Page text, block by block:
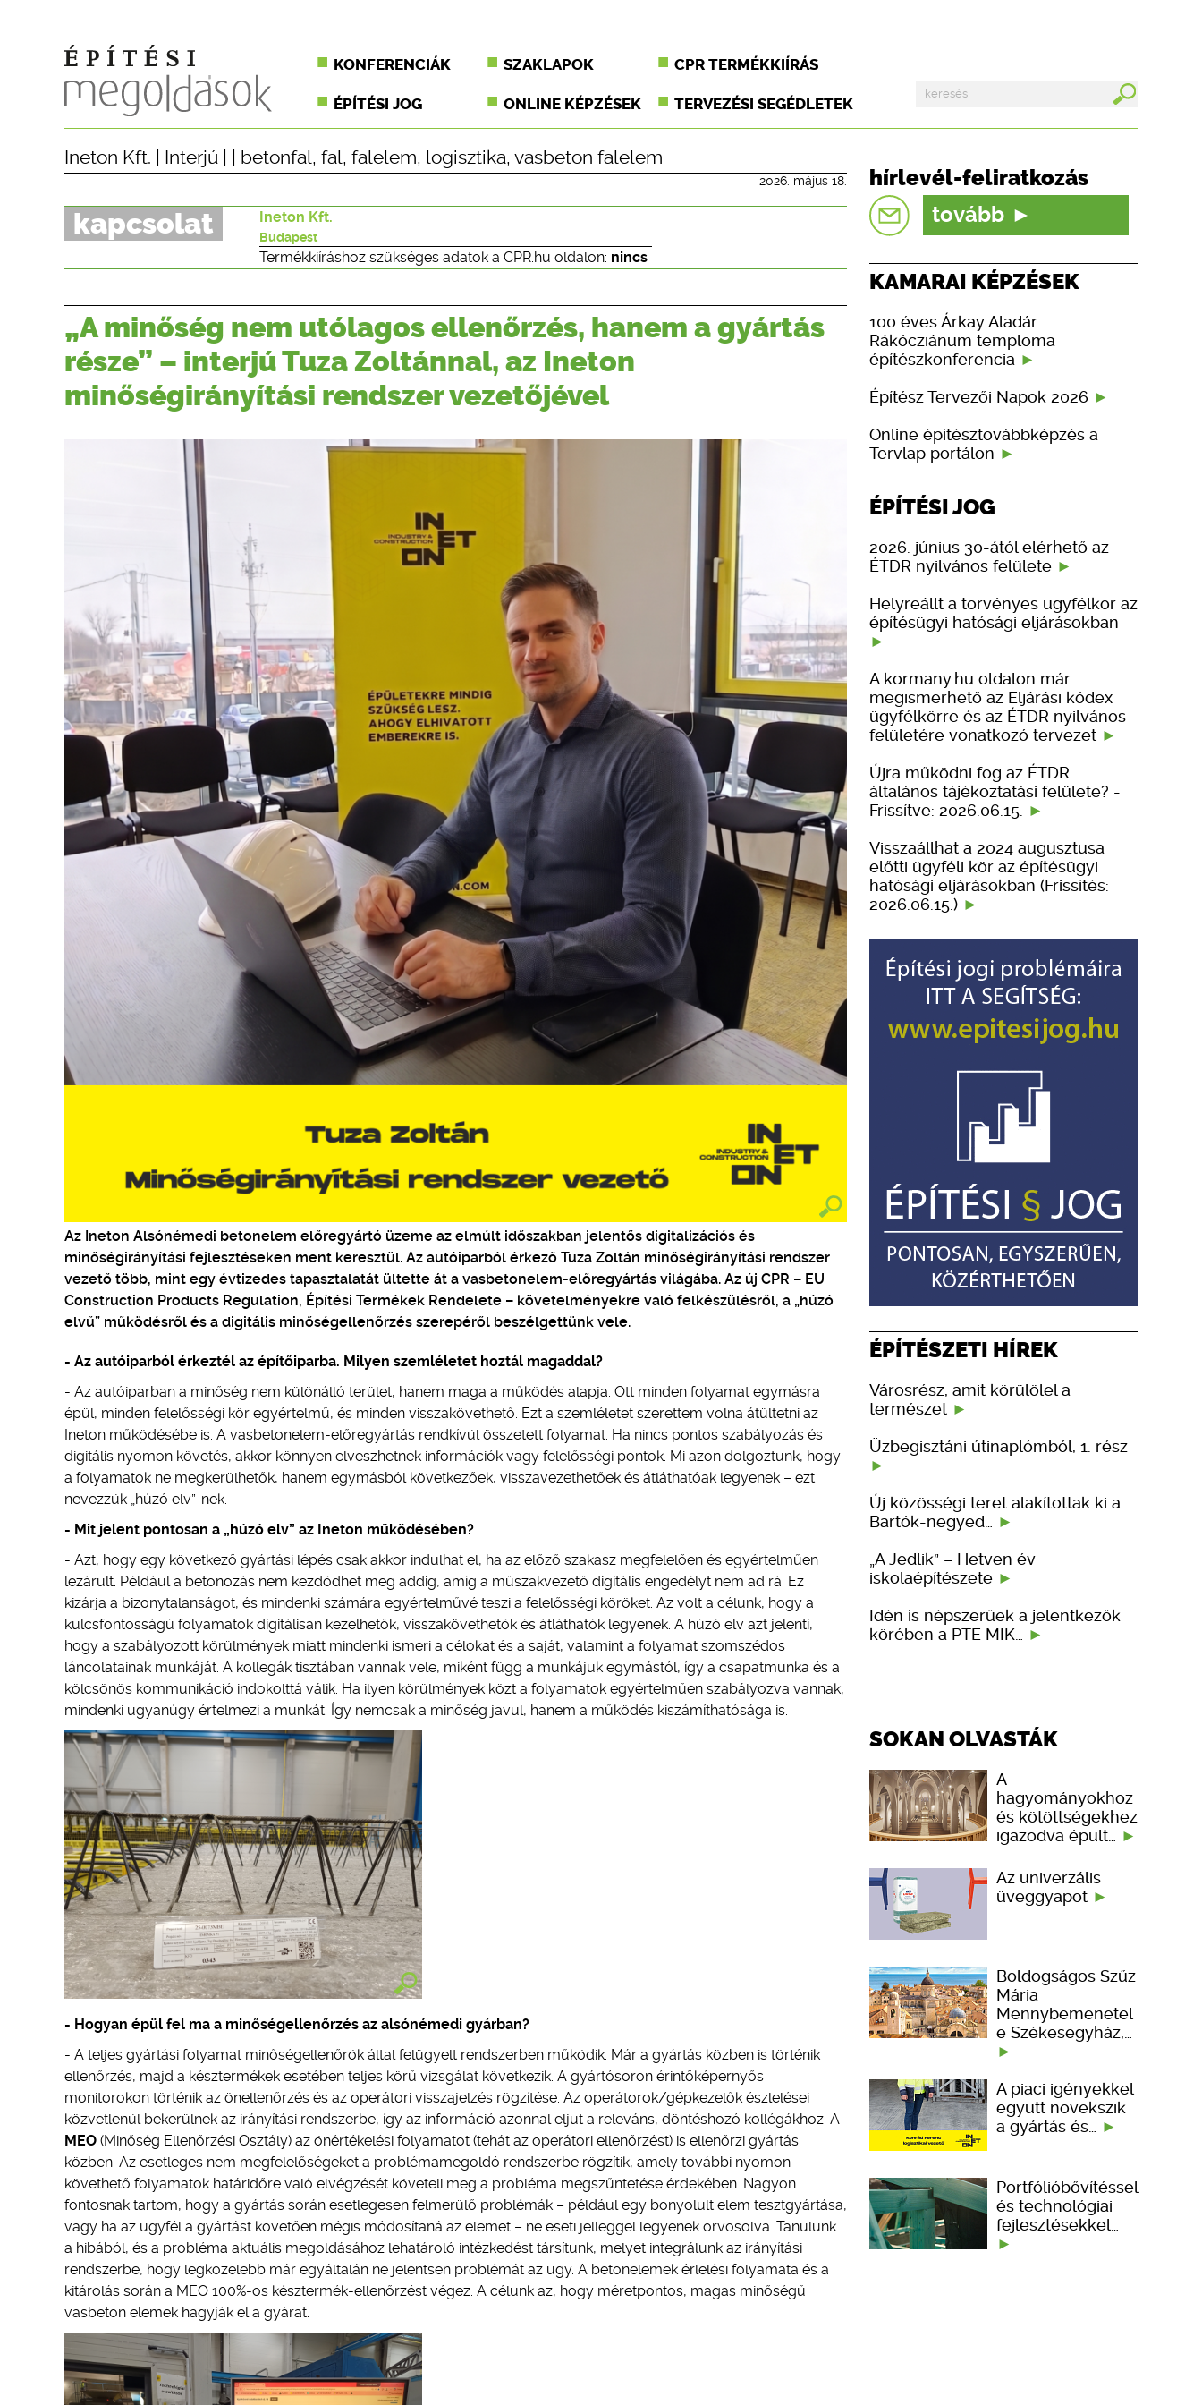
KONFERENCIÁK SZAKLAPOK CPR TERMÉKKIÍRÁS
ÉPÍTÉSI JOG ONLINE KÉPZÉSEK TERVEZÉSI SEGÉDLETEK
Ineton Kft. Interjú betonfal, fal, falelem, logisztika, vasbeton falelem
2026. május 18.
kapcsolat Ineton Kft.
Budapest
Termékkiíráshoz szükséges adatok a CPR.hu oldalon: nincs
„A minőség nem utólagos ellenőrzés, hanem a gyártás
része” – interjú Tuza Zoltánnal, az Ineton
minőségirányítási rendszer vezetőjével
Az Ineton Alsónémedi betonelem előregyártó üzeme az elmúlt időszakban jelentős digitalizációs és
minőségirányítási fejlesztéseken ment keresztül. Az autóiparból érkező Tuza Zoltán minőségirányítási rendszer
vezető több, mint egy évtizedes tapasztalatát ültette át a vasbetonelem-előregyártás világába. Az új CPR – EU
Construction Products Regulation, Építési Termékek Rendelete – követelményekre való felkészülésről, a „húzó
elvű” működésről és a digitális minőségellenőrzés szerepéről beszélgettünk vele.
- Az autóiparból érkeztél az építőiparba. Milyen szemléletet hoztál magaddal?
- Az autóiparban a minőség nem különálló terület, hanem maga a működés alapja. Ott minden folyamat egymásra
épül, minden felelősségi kör egyértelmű, és minden visszakövethető. Ezt a szemléletet szerettem volna átültetni az
Ineton működésébe is. A vasbetonelem-előregyártás rendkívül összetett folyamat. Ha nincs pontos szabályozás és
digitális nyomon követés, akkor könnyen elveszhetnek információk vagy felelősségi pontok. Mi azon dolgoztunk, hogy
a folyamatok ne megkerülhetők, hanem egymásból következőek, visszavezethetőek és átláthatóak legyenek – ezt
nevezzük „húzó elv”-nek.
- Mit jelent pontosan a „húzó elv” az Ineton működésében?
- Azt, hogy egy következő gyártási lépés csak akkor indulhat el, ha az előző szakasz megfelelően és egyértelműen
lezárult. Például a betonozás nem kezdődhet meg addig, amíg a műszakvezető digitális engedélyt nem ad rá. Ez
kizárja a bizonytalanságot, és mindenki számára egyértelművé teszi a felelősségi köröket. Az volt a célunk, hogy a
kulcsfontosságú folyamatok digitálisan kezelhetők, visszakövethetők és átláthatók legyenek. A húzó elv azt jelenti,
hogy a szabályozott körülmények miatt mindenki ismeri a célokat és a saját, valamint a folyamat szomszédos
láncolatainak munkáját. A kollegák tisztában vannak vele, miként függ a munkájuk egymástól, így a csapatmunka és a
kölcsönös kommunikáció indokolttá válik. Ha ilyen körülmények közt a folyamatok egyértelműen szabályozva vannak,
mindenki ugyanúgy értelmezi a munkát. Így nemcsak a minőség javul, hanem a működés kiszámíthatósága is.
- Hogyan épül fel ma a minőségellenőrzés az alsónémedi gyárban?
- A teljes gyártási folyamat minőségellenőrök által felügyelt rendszerben működik. Már a gyártás közben is történik
ellenőrzés, majd a késztermékek esetében teljes körű vizsgálat következik. A gyártósoron érintőképernyős
monitorokon történik az önellenőrzés és az operátori visszajelzés rögzítése. Az operátorok/gépkezelők észlelései
közvetlenül bekerülnek az irányítási rendszerbe, így az információ azonnal eljut a releváns, döntéshozó kollégákhoz. A
MEO (Minőség Ellenőrzési Osztály) az önértékelési folyamatot (tehát az operátori ellenőrzést) is ellenőrzi gyártás
közben. Az esetleges nem megfelelőségeket a problémamegoldó rendszerbe rögzítik, amely további nyomon
követhető folyamatok határidőre való elvégzését követeli meg a probléma megszűntetése érdekében. Nagyon
fontosnak tartom, hogy a gyártás során esetlegesen felmerülő problémák – például egy bonyolult elem tesztgyártása,
vagy ha az ügyfél a gyártást követően mégis módosítaná az elemet – ne eseti jelleggel legyenek orvosolva. Tanulunk
a hibából, és a probléma aktuális megoldásához lehatároló intézkedést társítunk, melyet integrálunk az irányítási
rendszerbe, hogy legközelebb már egyáltalán ne jelentsen problémát az ügy. A betonelemek érlelési folyamata és a
kitárolás során a MEO 100%-os késztermék-ellenőrzést végez. A célunk az, hogy méretpontos, magas minőségű
vasbeton elemek hagyják el a gyárat.
hírlevél-feliratkozás
tovább
KAMARAI KÉPZÉSEK
100 éves Árkay Aladár
Rákócziánum temploma
építészkonferencia
Építész Tervezői Napok 2026
Online építésztovábbképzés a
Tervlap portálon
ÉPÍTÉSI JOG
2026. június 30-ától elérhető az
ÉTDR nyilvános felülete
Helyreállt a törvényes ügyfélkör az
építésügyi hatósági eljárásokban
A kormany.hu oldalon már
megismerhető az Eljárási kódex
ügyfélkörre és az ÉTDR nyilvános
felületére vonatkozó tervezet
Újra működni fog az ÉTDR
általános tájékoztatási felülete? -
Frissítve: 2026.06.15.
Visszaállhat a 2024 augusztusa
előtti ügyféli kör az építésügyi
hatósági eljárásokban (Frissítés:
2026.06.15.)
ÉPÍTÉSZETI HÍREK
Városrész, amit körülölel a
természet
Üzbegisztáni útinaplómból, 1. rész
Új közösségi teret alakítottak ki a
Bartók-negyed…
„A Jedlik” – Hetven év
iskolaépítészete
Idén is népszerűek a jelentkezők
körében a PTE MIK…
SOKAN OLVASTÁK
A
hagyományokhoz
és kötöttségekhez
igazodva épült…
Az univerzális
üveggyapot
Boldogságos Szűz
Mária
Mennybemenetel
e Székesegyház,…
A piaci igényekkel
együtt növekszik
a gyártás és…
Portfólióbővítéssel
és technológiai
fejlesztésekkel…